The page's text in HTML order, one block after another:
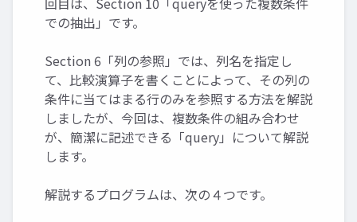
での抽出」です。
Section 6「列の参照」では、列名を指定し
て、比較演算子を書くことによって、その列の
条件に当てはまる行のみを参照する方法を解説
しましたが、今回は、複数条件の組み合わせ
が、簡潔に記述できる「query」について解説
します。
解説するプログラムは、次の４つです。